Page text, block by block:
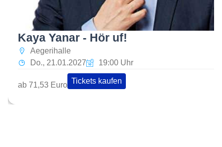
Kaya Yanar - Hör uf!
Aegerihalle
Do., 21.01.2027
19:00 Uhr
ab 71,53 Euro Tickets kaufen